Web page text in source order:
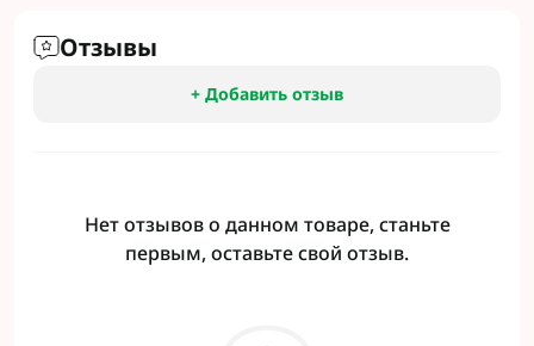
Отзывы
+ Добавить отзыв
Нет отзывов о данном товаре, станьте
первым, оставьте свой отзыв.